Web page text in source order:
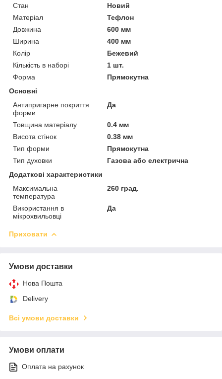
Стан
Новий
Матеріал
Тефлон
Довжина
600 мм
Ширина
400 мм
Колір
Бежевий
Кількість в наборі
1 шт.
Форма
Прямокутна
Основні
Антипригарне покриття
форми
Да
Товщина матеріалу
0.4 мм
Висота стінок
0.38 мм
Тип форми
Прямокутна
Тип духовки
Газова або електрична
Додаткові характеристики
Максимальна
температура
260 град.
Використання в
мікрохвильовці
Да
Приховати
Умови доставки
Нова Пошта
Delivery
Всі умови доставки
Умови оплати
Оплата на рахунок